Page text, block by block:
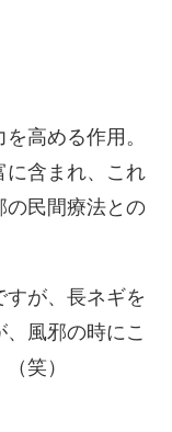
高める作用。
に含まれ、これ
の民間療法との
すが、長ネギを
風邪の時にこ
笑）